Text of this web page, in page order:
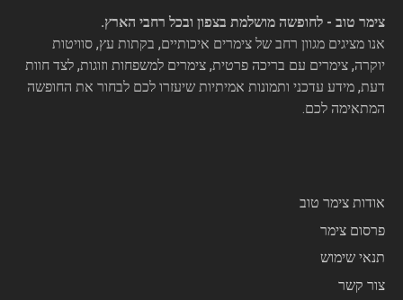
צימר טוב - לחופשה מושלמת בצפון ובכל רחבי הארץ.
אנו מציגים מגוון רחב של צימרים איכותיים, בקתות עץ, סוויטות
יוקרה, צימרים עם בריכה פרטית, צימרים למשפחות וזוגות, לצד חוות
דעת, מידע עדכני ותמונות אמיתיות שיעזרו לכם לבחור את החופשה
המתאימה לכם.
אודות צימר טוב
פרסום צימר
תנאי שימוש
צור קשר